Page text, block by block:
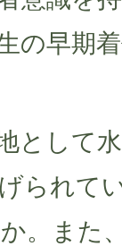
の早期
として
られて
。また